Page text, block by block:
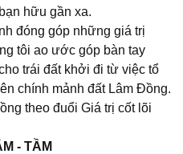
hữu gần xa.
đóng góp những giá trị
tôi ao ước góp bàn tay
trái đất khởi đi từ việc tổ
chính mảnh đất Lâm Đồng.
theo đuổi Giá trị cốt lõi
- TẦM